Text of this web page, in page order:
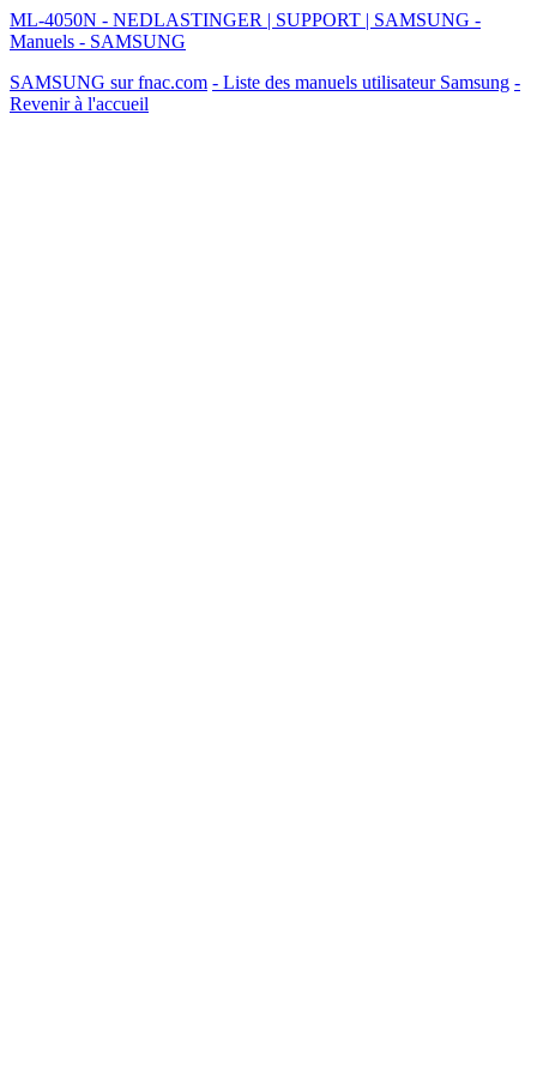
ML-4050N - NEDLASTINGER | SUPPORT | SAMSUNG -
Manuels - SAMSUNG
SAMSUNG sur fnac.com - Liste des manuels utilisateur Samsung -
Revenir à l'accueil